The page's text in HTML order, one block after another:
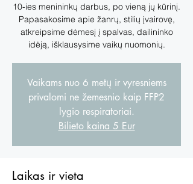
10-ies menininkų darbus, po vieną jų kūrinį.
Papasakosime apie žanrų, stilių įvairovę,
atkreipsime dėmesį į spalvas, dailininko
idėją, išklausysime vaikų nuomonių.
Vaikams nuo 6 metų ir vyresniems
privalomi ne žemesnio kaip FFP2
lygio respiratoriai.
Bilieto kaina 5 Eur
Laikas ir vieta